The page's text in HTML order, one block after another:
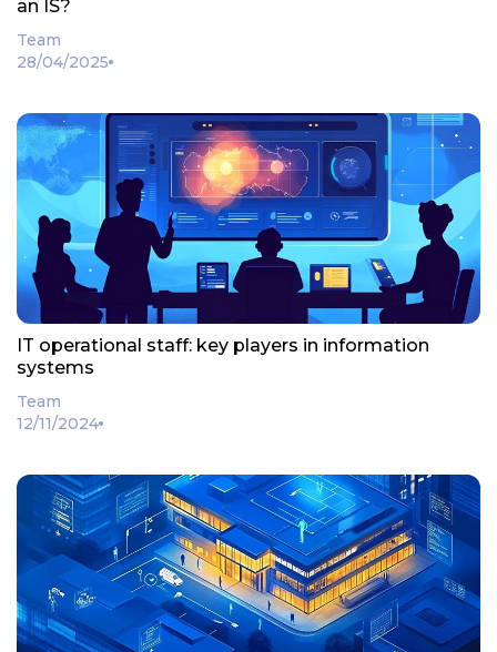
an IS?
Team
28/04/2025
IT operational staff: key players in information
systems
Team
12/11/2024